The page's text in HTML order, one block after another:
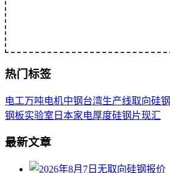
热门标签
电工万吨电机中钢台湾生产线取向硅钢
钢板实验室 日本家电厚度硅钢片现汇
最新文章